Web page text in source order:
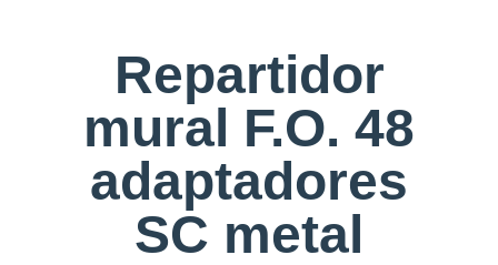
Repartidor
mural F.O. 48
adaptadores
SC metal